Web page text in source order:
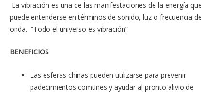
La vibración es una de las manifestaciones de la energía que
puede entenderse en términos de sonido, luz o frecuencia de
onda. “Todo el universo es vibración”
BENEFICIOS
Las esferas chinas pueden utilizarse para prevenir
padecimientos comunes y ayudar al pronto alivio de